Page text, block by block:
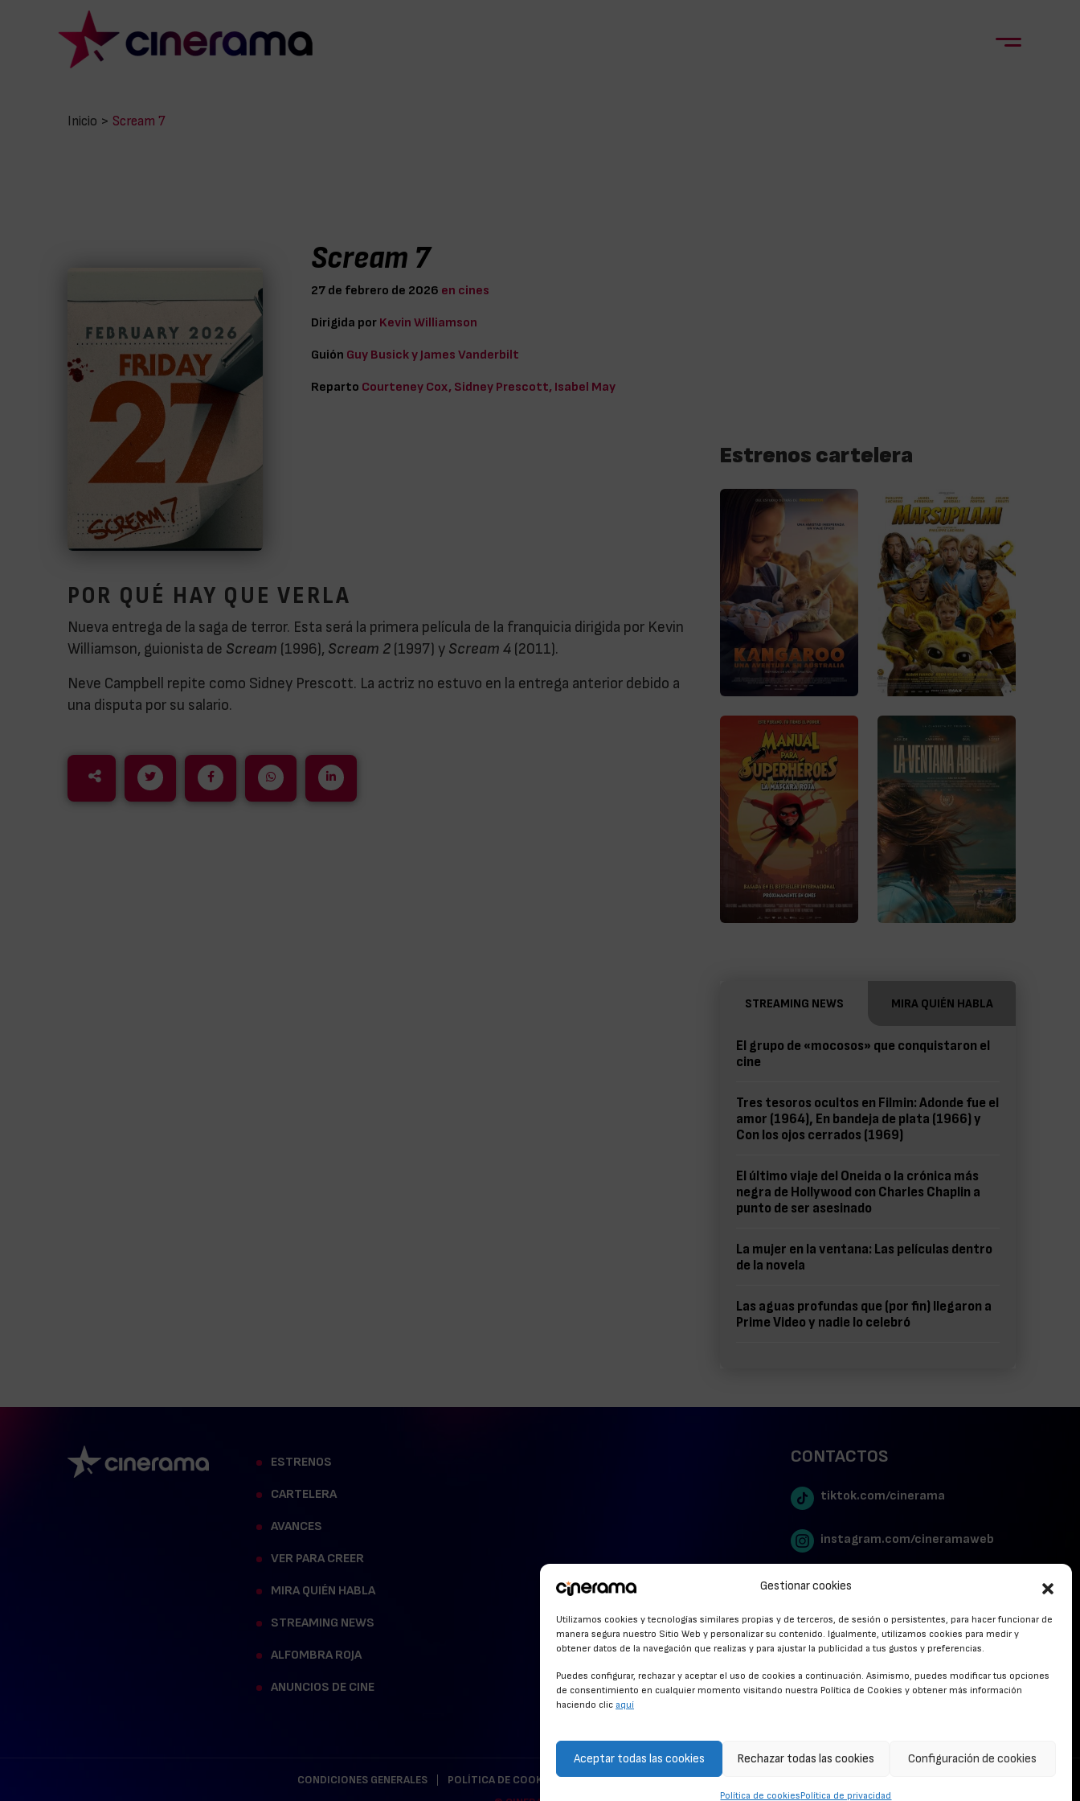
Gestionar cookies
Utilizamos cookies y tecnologías similares propias y de terceros, de sesión o persistentes, para hacer funcionar de
manera segura nuestro Sitio Web y personalizar su contenido. Igualmente, utilizamos cookies para medir y
obtener datos de la navegación que realizas y para ajustar la publicidad a tus gustos y preferencias.
Puedes configurar, rechazar y aceptar el uso de cookies a continuación. Asimismo, puedes modificar tus opciones
de consentimiento en cualquier momento visitando nuestra Política de Cookies y obtener más información
haciendo clic aquí
Aceptar todas las cookies Rechazar todas las cookies Configuración de cookies
Política de cookiesPolítica de privacidad
Inicio > Scream 7
Scream 7
27 de febrero de 2026 en cines
Dirigida por Kevin Williamson
Guión Guy Busick y James Vanderbilt
Reparto Courteney Cox, Sidney Prescott, Isabel May
POR QUÉ HAY QUE VERLA
Nueva entrega de la saga de terror. Esta será la primera película de la franquicia dirigida por Kevin
Williamson, guionista de Scream (1996), Scream 2 (1997) y Scream 4 (2011).
Neve Campbell repite como Sidney Prescott. La actriz no estuvo en la entrega anterior debido a
una disputa por su salario.
Estrenos cartelera
STREAMING NEWS MIRA QUIÉN HABLA
El grupo de «mocosos» que conquistaron el
cine
Tres tesoros ocultos en Filmin: Adonde fue el
amor (1964), En bandeja de plata (1966) y
Con los ojos cerrados (1969)
El último viaje del Oneida o la crónica más
negra de Hollywood con Charles Chaplin a
punto de ser asesinado
La mujer en la ventana: Las películas dentro
de la novela
Las aguas profundas que (por fin) llegaron a
Prime Video y nadie lo celebró
ESTRENOS
CARTELERA
AVANCES
VER PARA CREER
MIRA QUIÉN HABLA
STREAMING NEWS
ALFOMBRA ROJA
ANUNCIOS DE CINE
CONTACTOS
tiktok.com/cinerama
instagram.com/cineramaweb
twitter.com/cinerames
Youtube Canal Cinerama
CONDICIONES GENERALES POLÍTICA DE COOKIES POLÍTICA DE PRIVACIDAD